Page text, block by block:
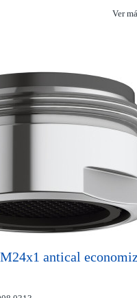
Ver
antical